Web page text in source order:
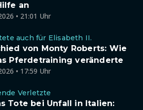
an
• 21:01 Uhr
auch für Elisabeth II.
von Monty Roberts: Wie
Pferdetraining veränderte
• 17:59 Uhr
Verletzte
Tote bei Unfall in Italien: